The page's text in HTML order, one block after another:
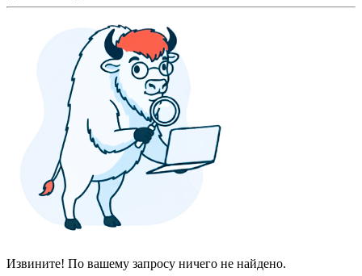
Извините! По вашему запросу ничего не найдено.